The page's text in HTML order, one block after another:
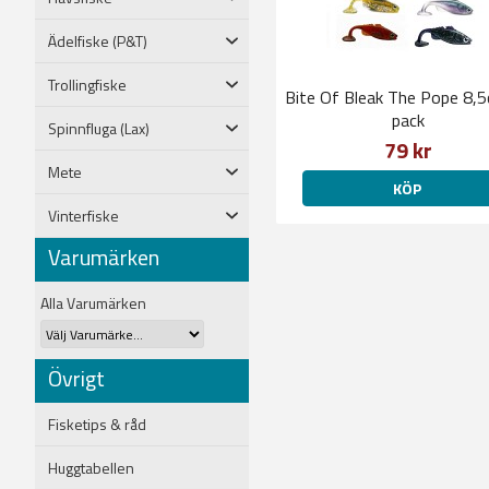
Ädelfiske (P&T)
Trollingfiske
Spinnfluga (Lax)
Mete
Vinterfiske
Varumärken
Alla Varumärken
Övrigt
Fisketips & råd
Huggtabellen
Bite Of Bleak The Pope
pack
79 kr
KÖP